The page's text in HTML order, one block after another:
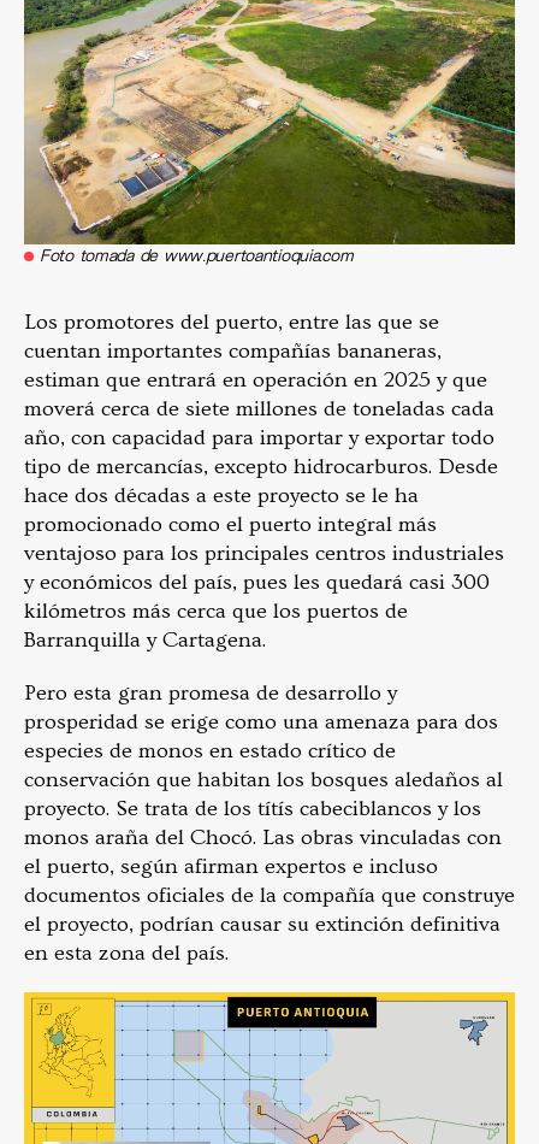
Foto tomada de www.puertoantioquia.com
Los promotores del puerto, entre las que se
cuentan importantes compañías bananeras,
estiman que entrará en operación en 2025 y que
moverá cerca de siete millones de toneladas cada
año, con capacidad para importar y exportar todo
tipo de mercancías, excepto hidrocarburos. Desde
hace dos décadas a este proyecto se le ha
promocionado como el puerto integral más
ventajoso para los principales centros industriales
y económicos del país, pues les quedará casi 300
kilómetros más cerca que los puertos de
Barranquilla y Cartagena.
Pero esta gran promesa de desarrollo y
prosperidad se erige como una amenaza para dos
especies de monos en estado crítico de
conservación que habitan los bosques aledaños al
proyecto. Se trata de los títís cabeciblancos y los
monos araña del Chocó. Las obras vinculadas con
el puerto, según afirman expertos e incluso
documentos oficiales de la compañía que construye
el proyecto, podrían causar su extinción definitiva
en esta zona del país.